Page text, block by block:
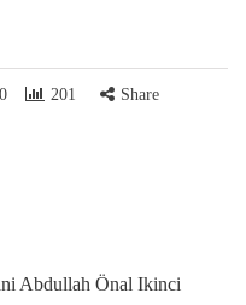
0 201 Share
Abdullah Önal Ikinci